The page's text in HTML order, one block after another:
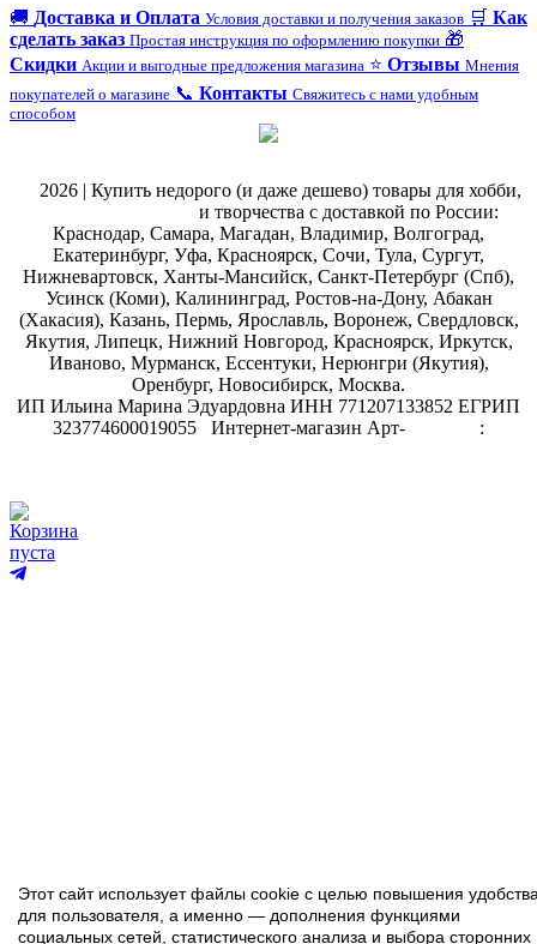
🚚 Доставка и Оплата Условия доставки и получения заказов 🛒 Как
сделать заказ Простая инструкция по оформлению покупки 🎁
Скидки Акции и выгодные предложения магазина ⭐ Отзывы Мнения
покупателей о магазине 📞 Контакты Свяжитесь с нами удобным
способом
2026 | Купить недорого (и даже дешево) товары для хобби,
и творчества с доставкой по России:
Краснодар, Самара, Магадан, Владимир, Волгоград,
Екатеринбург, Уфа, Красноярск, Сочи, Тула, Сургут,
Нижневартовск, Ханты-Мансийск, Санкт-Петербург (Спб),
Усинск (Коми), Калининград, Ростов-на-Дону, Абакан
(Хакасия), Казань, Пермь, Ярославль, Воронеж, Свердловск,
Якутия, Липецк, Нижний Новгород, Красноярск, Иркутск,
Иваново, Мурманск, Ессентуки, Нерюнгри (Якутия),
Оренбург, Новосибирск, Москва.
ИП Ильина Марина Эдуардовна ИНН 771207133852 ЕГРИП
323774600019055
Интернет-магазин Арт-
:
Корзина
пуста
Этот сайт использует файлы cookie с целью повышения
для пользователя, а именно — дополнения функциями
социальных сетей, статистического анализа и выбора сторонних